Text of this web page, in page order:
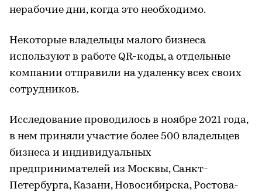
нерабочие дни, когда это необходимо.
Некоторые владельцы малого бизнеса
используют в работе QR-коды, а отдельные
компании отправили на удаленку всех своих
сотрудников.
Исследование проводилось в ноябре 2021 года,
в нем приняли участие более 500 владельцев
бизнеса и индивидуальных
предпринимателей из Москвы, Санкт-
Петербурга, Казани, Новосибирска, Ростова-